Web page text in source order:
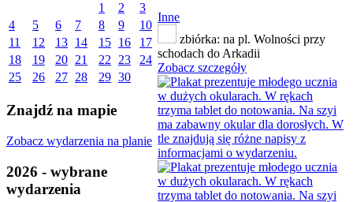
1
2
3
4
5 6 7 8 9
10
11
12 13 14 15 16
17
18
19 20 21 22 23
24
25
26 27 28 29 30
Znajdź na mapie
Zobacz wydarzenia na planie
2026 - wybrane
wydarzenia
Inne
zbiórka: na pl. Wolności przy
schodach do Arkadii
Zobacz szczegóły